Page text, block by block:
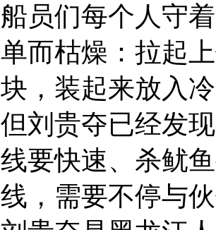
船员们每个人守
单而枯燥：拉起
块，装起来放入
但刘贵夺已经发
线要快速、杀鱿
线，需要不停与